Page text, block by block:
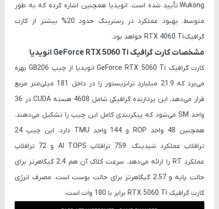
Wukong تأیید شده است. انویدیا همچنین اشاره کرده که به طور
متوسط، بهبود عملکرد در رسترینگ حدود 20% بیشتر از کارت
گرافیک RTX 4060 Ti خواهد بود.
مشخصات کارت گرافیک GeForce RTX 5060 Ti انویدیا
کارت گرافیک GeForce RTX 5060 Ti انویدیا از چیپ GB206 بهره
می‌برد که 21.9 میلیارد ترانزیستور را در داخل 181 میلی‌متر مربع
قرار می‌دهد. این پردازنده گرافیکی شامل 4608 هسته CUDA در 36
واحد SM می‌شود که پیکربندی کامل این چیپ را تشکیل می‌دهند.
همچنین 48 واحد ROP و 144 واحد TMU دارد. این چیپ 24
ترافلاپ عملکرد شیدینگ، 759 ترافلاپ AI TOPS و 72 ترافلاپ
عملکرد RT را ارائه می‌دهد. سرعت کلاک آن هم 2.4 گیگاهرتز برای
حالت پایه و 2.57 گیگاهرتز برای حالت بوست است. مصرف انرژی
کارت گرافیک RTX 5060 Ti برابر با 180 وات است.